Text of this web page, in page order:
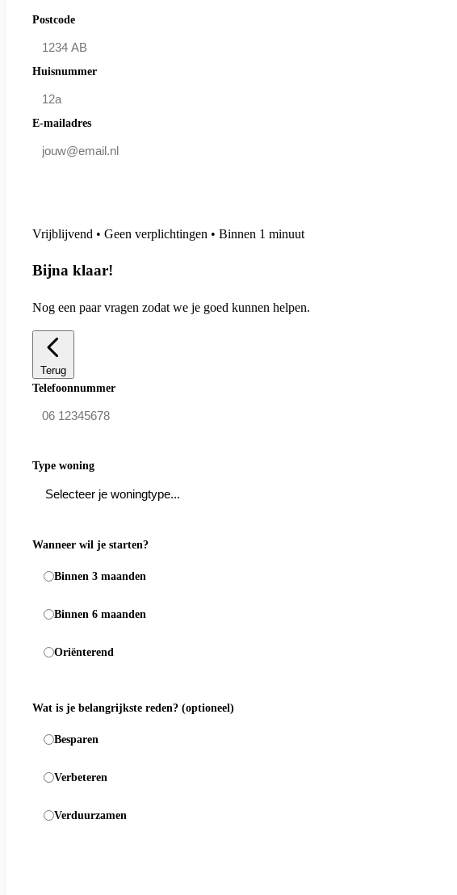
Postcode
Huisnummer
E-mailadres
Vrijblijvend • Geen verplichtingen • Binnen 1 minuut
Bijna klaar!
Nog een paar vragen zodat we je goed kunnen helpen.
Terug
Telefoonnummer
Type woning
Wanneer wil je starten?
Binnen 3 maanden
Binnen 6 maanden
Oriënterend
Wat is je belangrijkste reden? (optioneel)
Besparen
Verbeteren
Verduurzamen